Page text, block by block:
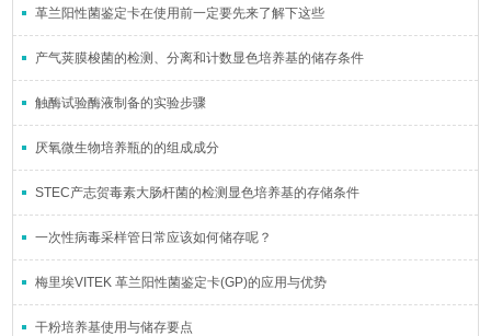
革兰阳性菌鉴定卡在使用前一定要先来了解下这些
产气荚膜梭菌的检测、分离和计数显色培养基的储存条件
触酶试验酶液制备的实验步骤
厌氧微生物培养瓶的的组成成分
STEC产志贺毒素大肠杆菌的检测显色培养基的存储条件
一次性病毒采样管日常应该如何储存呢？
梅里埃VITEK 革兰阳性菌鉴定卡(GP)的应用与优势
干粉培养基使用与储存要点